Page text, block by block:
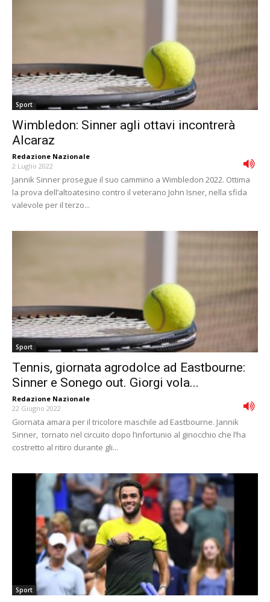
Sport
Wimbledon: Sinner agli ottavi incontrerà
Alcaraz
Redazione Nazionale -
2 Luglio 2022
Jannik Sinner prosegue il suo cammino a Wimbledon 2022. Ottima
la prova dell’altoatesino contro il veterano John Isner, nella sfida
valevole per il terzo...
Sport
Tennis, giornata agrodolce ad Eastbourne:
Sinner e Sonego out. Giorgi vola...
Redazione Nazionale -
22 Giugno 2022
Giornata amara per il tricolore maschile ad Eastbourne. Jannik
Sinner, tornato nel circuito dopo l’infortunio al ginocchio che l’ha
costretto al ritiro durante gli...
Sport